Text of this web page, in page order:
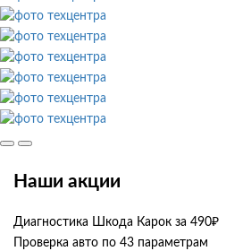
Наши акции
Диагностика Шкода Карок за 490₽
Проверка авто по 43 параметрам